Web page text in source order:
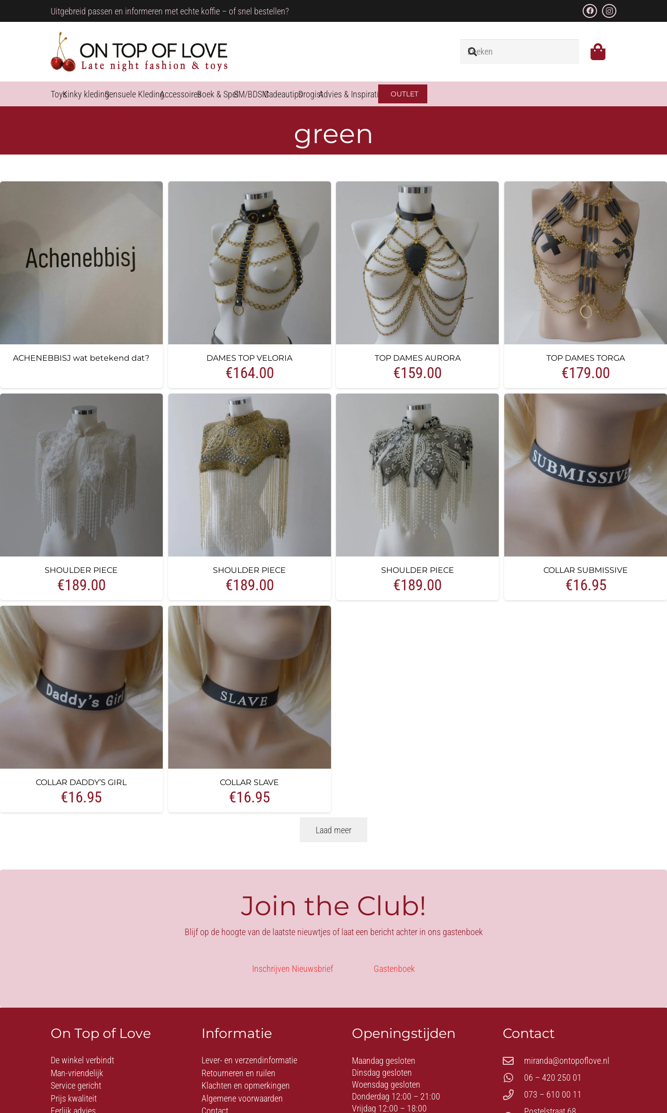
Uitgebreid passen en informeren met echte koffie – of snel bestellen?
ToysKinky kledingSensuele KledingAccessoiresBoek & SpelSM/BDSMCadeautipsDrogistAdvies & Inspiratie OUTLET
green
ACHENEBBISJ wat betekend dat? DAMES TOP VELORIA
€164.00
TOP DAMES AURORA
€159.00
TOP DAMES TORGA
€179.00
SHOULDER PIECE
€189.00
SHOULDER PIECE
€189.00
SHOULDER PIECE
€189.00
COLLAR SUBMISSIVE
€16.95
COLLAR DADDY’S GIRL
€16.95
COLLAR SLAVE
€16.95
Laad meer
Join the Club!
Blijf op de hoogte van de laatste nieuwtjes of laat een bericht achter in ons gastenboek
Inschrijven Nieuwsbrief Gastenboek
On Top of Love
De winkel verbindt
Man-vriendelijk
Service gericht
Prijs kwaliteit
Informatie
Lever- en verzendinformatie
Retourneren en ruilen
Klachten en opmerkingen
Algemene voorwaarden
Openingstijden
Maandag gesloten
Dinsdag gesloten
Woensdag gesloten
Donderdag 12:00 – 21:00
Vrijdag 12:00 – 18:00
Contact
miranda@ontopoflove.nl
06 – 420 250 01
073 – 610 00 11